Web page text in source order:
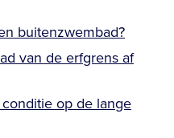
buitenzwembad?
van de erfgrens af
op de lange